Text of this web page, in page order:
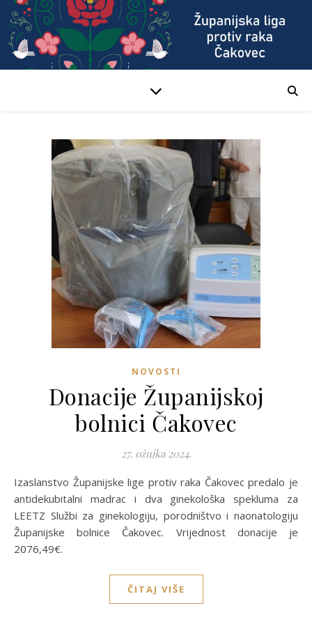
NOVOSTI
Donacije Županijskoj
bolnici Čakovec
27. ožujka 2024.
Izaslanstvo Županijske lige protiv raka Čakovec predalo je
antidekubitalni madrac i dva ginekološka spekluma za
LEETZ Službi za ginekologiju, porodništvo i naonatologiju
Županijske bolnice Čakovec. Vrijednost donacije je
2076,49€.
ČITAJ VIŠE